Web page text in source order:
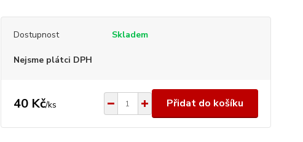
Dostupnost Skladem
Nejsme plátci DPH
40 Kč/ks Přidat do košíku